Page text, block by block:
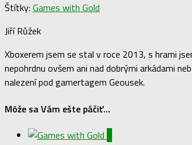
Štítky: Games with Gold
Jiří Růžek
Xboxerem jsem se stal v roce 2013, s hrami
nepohrdnu ovšem ani nad dobrými arkádami
nalezení pod gamertagem Geousek.
Môže sa Vám ešte páčiť...